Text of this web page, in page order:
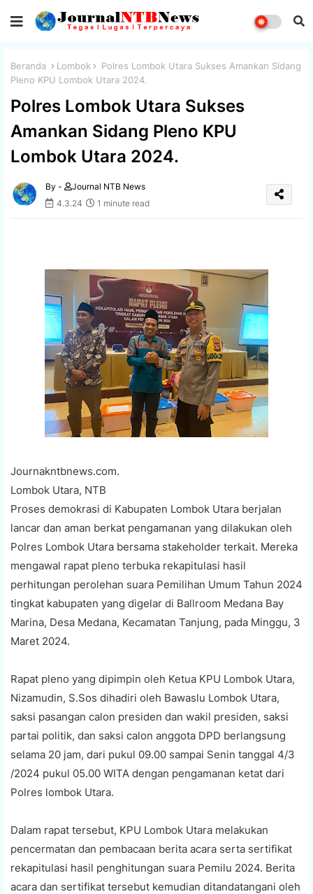
Beranda Lombok
Polres Lombok Utara Sukses Amankan Sidang
Pleno KPU Lombok Utara 2024.
Polres Lombok Utara Sukses
Amankan Sidang Pleno KPU
Lombok Utara 2024.
By -
Journal NTB News
4.3.24
1 minute read
Journakntbnews.com.
Lombok Utara, NTB
Proses demokrasi di Kabupaten Lombok Utara berjalan
lancar dan aman berkat pengamanan yang dilakukan oleh
Polres Lombok Utara bersama stakeholder terkait. Mereka
mengawal rapat pleno terbuka rekapitulasi hasil
perhitungan perolehan suara Pemilihan Umum Tahun 2024
tingkat kabupaten yang digelar di Ballroom Medana Bay
Marina, Desa Medana, Kecamatan Tanjung, pada Minggu, 3
Maret 2024.
Rapat pleno yang dipimpin oleh Ketua KPU Lombok Utara,
Nizamudin, S.Sos dihadiri oleh Bawaslu Lombok Utara,
saksi pasangan calon presiden dan wakil presiden, saksi
partai politik, dan saksi calon anggota DPD berlangsung
selama 20 jam, dari pukul 09.00 sampai Senin tanggal 4/3
/2024 pukul 05.00 WITA dengan pengamanan ketat dari
Polres lombok Utara.
Dalam rapat tersebut, KPU Lombok Utara melakukan
pencermatan dan pembacaan berita acara serta sertifikat
rekapitulasi hasil penghitungan suara Pemilu 2024. Berita
acara dan sertifikat tersebut kemudian ditandatangani oleh